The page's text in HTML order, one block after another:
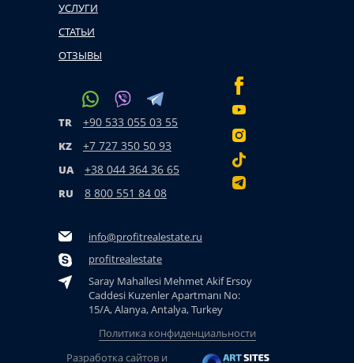
УСЛУГИ
СТАТЬИ
ОТЗЫВЫ
TR +90 533 055 03 55
KZ +7 727 350 50 93
UA +38 044 364 36 65
RU 8 800 551 84 08
info@profitrealestate.ru
profitrealestate
Saray Mahallesi Mehmet Akif Ersoy
Caddesi Kuzenler Apartmanı No:
15/A, Alanya, Antalya, Turkey
Политика конфиденциальности
Разработка сайтов и